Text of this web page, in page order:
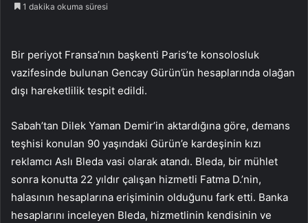
1 dakika okuma süresi
Bir periyot Fransa’nın başkenti Paris’te konsolosluk
vazifesinde bulunan Gencay Gürün’ün hesaplarında olağan
dışı hareketlilik tespit edildi.
Sabah’tan Dilek Yaman Demir’in aktardığına göre, demans
teşhisi konulan 90 yaşındaki Gürün’e kardeşinin kızı
reklamcı Aslı Bleda vasi olarak atandı. Bleda, bir mühlet
sonra konutta 22 yıldır çalışan hizmetli Fatma D.’nin,
halasının hesaplarına erişiminin olduğunu fark etti. Banka
hesaplarını inceleyen Bleda, hizmetlinin kendisinin ve